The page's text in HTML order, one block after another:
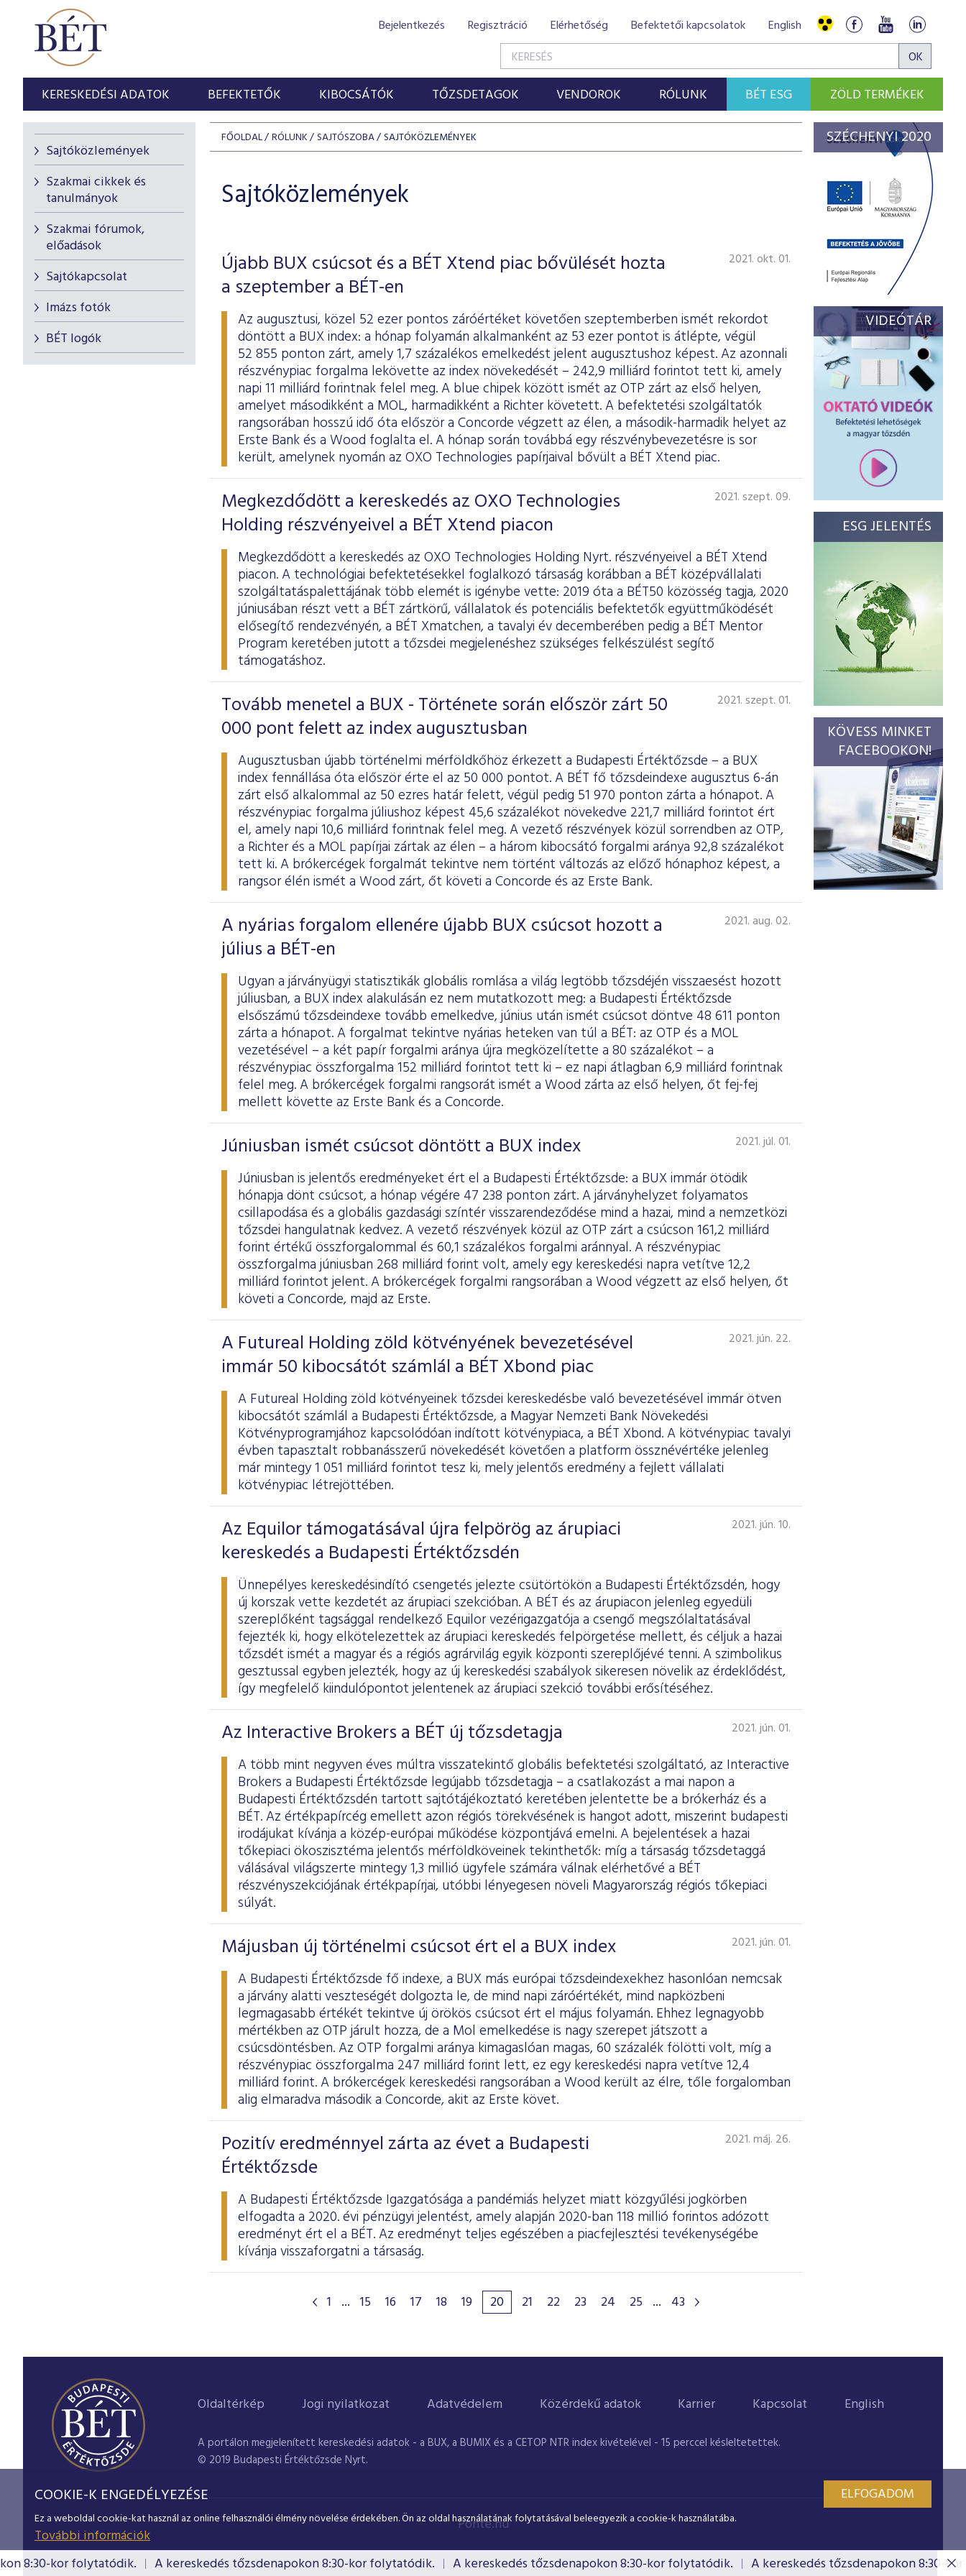
Bejelentkezés Regisztráció Elérhetőség Befektetői kapcsolatok English
KERESKEDÉSI ADATOK BEFEKTETŐK KIBOCSÁTÓK TŐZSDETAGOK VENDOROK RÓLUNK BÉT ESG ZÖLD TERMÉKEK
8:30-kor folytatódik. A kereskedés tőzsdenapokon 8:30-kor folytatódik. A kereskedés tőzsdenapokon 8:30-kor folytatódik. A kereskedés tőzsdenapokon 8:30-kor
Sajtóközlemények
Szakmai cikkek és
tanulmányok
Szakmai fórumok,
előadások
Sajtókapcsolat
Imázs fotók
BÉT logók
FŐOLDAL RÓLUNK SAJTÓSZOBA SAJTÓKÖZLEMÉNYEK
Sajtóközlemények
Újabb BUX csúcsot és a BÉT Xtend piac bővülését hozta
a szeptember a BÉT-en
2021. okt. 01.
Az augusztusi, közel 52 ezer pontos záróértéket követően szeptemberben ismét rekordot
döntött a BUX index: a hónap folyamán alkalmanként az 53 ezer pontot is átlépte, végül
52 855 ponton zárt, amely 1,7 százalékos emelkedést jelent augusztushoz képest. Az azonnali
részvénypiac forgalma lekövette az index növekedését – 242,9 milliárd forintot tett ki, amely
napi 11 milliárd forintnak felel meg. A blue chipek között ismét az OTP zárt az első helyen,
amelyet másodikként a MOL, harmadikként a Richter követett. A befektetési szolgáltatók
rangsorában hosszú idő óta először a Concorde végzett az élen, a második-harmadik helyet az
Erste Bank és a Wood foglalta el. A hónap során továbbá egy részvénybevezetésre is sor
került, amelynek nyomán az OXO Technologies papírjaival bővült a BÉT Xtend piac.
Megkezdődött a kereskedés az OXO Technologies
Holding részvényeivel a BÉT Xtend piacon
2021. szept. 09.
Megkezdődött a kereskedés az OXO Technologies Holding Nyrt. részvényeivel a BÉT Xtend
piacon. A technológiai befektetésekkel foglalkozó társaság korábban a BÉT középvállalati
szolgáltatáspalettájának több elemét is igénybe vette: 2019 óta a BÉT50 közösség tagja, 2020
júniusában részt vett a BÉT zártkörű, vállalatok és potenciális befektetők együttműködését
elősegítő rendezvényén, a BÉT Xmatchen, a tavalyi év decemberében pedig a BÉT Mentor
Program keretébenjutott a tőzsdei megjelenéshez szükséges felkészülést segítő
támogatáshoz.
Tovább menetel a BUX - Története során először zárt 50
000 pont felett az index augusztusban
2021. szept. 01.
Augusztusban újabb történelmi mérföldkőhöz érkezett a Budapesti Értéktőzsde – a BUX
index fennállása óta először érte el az 50 000 pontot. A BÉT fő tőzsdeindexe augusztus 6-án
zárt első alkalommal az 50 ezres határ felett, végül pedig 51 970 ponton zárta a hónapot. A
részvénypiac forgalma júliushoz képest 45,6 százalékot növekedve 221,7 milliárd forintot ért
el, amely napi 10,6 milliárd forintnak felel meg. A vezető részvények közül sorrendben az OTP,
a Richter és a MOL papírjai zártak az élen – a három kibocsátó forgalmi aránya 92,8 százalékot
tett ki. A brókercégek forgalmát tekintve nem történt változás az előző hónaphoz képest, a
rangsor élén ismét a Wood zárt, őt követi a Concorde és az Erste Bank.
A nyárias forgalom ellenére újabb BUX csúcsot hozott a
július a BÉT-en
2021. aug. 02.
Ugyan a járványügyi statisztikák globális romlása a világ legtöbb tőzsdéjén visszaesést hozott
júliusban, a BUX index alakulásán ez nem mutatkozott meg: a Budapesti Értéktőzsde
elsőszámú tőzsdeindexe tovább emelkedve, június után ismét csúcsot döntve 48 611 ponton
zárta a hónapot. A forgalmat tekintve nyárias heteken van túl a BÉT: az OTP és a MOL
vezetésével – a két papír forgalmi aránya újra megközelítette a 80 százalékot – a
részvénypiac összforgalma 152 milliárd forintot tett ki – ez napi átlagban 6,9 milliárd forintnak
felel meg. A brókercégek forgalmi rangsorát ismét a Wood zárta az első helyen, őt fej-fej
mellett követte az Erste Bank és a Concorde.
Júniusban ismét csúcsot döntött a BUX index 2021. júl. 01.
Júniusban is jelentős eredményeket ért el a Budapesti Értéktőzsde: a BUX immár ötödik
hónapja dönt csúcsot, a hónap végére 47 238 ponton zárt. A járványhelyzet folyamatos
csillapodása és a globális gazdasági színtér visszarendeződése mind a hazai, mind a nemzetközi
tőzsdei hangulatnak kedvez. A vezető részvények közül az OTP zárt a csúcson 161,2 milliárd
forint értékű összforgalommal és 60,1 százalékos forgalmi aránnyal. A részvénypiac
összforgalma júniusban 268 milliárd forint volt, amely egy kereskedési napra vetítve 12,2
milliárd forintot jelent. A brókercégek forgalmi rangsorában a Wood végzett az első helyen, őt
követi a Concorde, majd az Erste.
A Futureal Holding zöld kötvényének bevezetésével
immár 50 kibocsátót számlál a BÉT Xbond piac
2021. jún. 22.
A Futureal Holding zöld kötvényeinek tőzsdei kereskedésbe való bevezetésével immár ötven
kibocsátót számlál a Budapesti Értéktőzsde, a Magyar Nemzeti Bank Növekedési
Kötvényprogramjához kapcsolódóan indított kötvénypiaca, a BÉT Xbond. A kötvénypiac tavalyi
évben tapasztalt robbanásszerű növekedését követően a platform össznévértéke jelenleg
már mintegy 1 051 milliárd forintot tesz ki, mely jelentős eredmény a fejlett vállalati
kötvénypiac létrejöttében.
Az Equilor támogatásával újra felpörög az árupiaci
kereskedés a Budapesti Értéktőzsdén
2021. jún. 10.
Ünnepélyes kereskedésindító csengetés jelezte csütörtökön a Budapesti Értéktőzsdén, hogy
új korszak vette kezdetét az árupiaci szekcióban. A BÉT és az árupiacon jelenleg egyedüli
szereplőként tagsággal rendelkező Equilor vezérigazgatója a csengő megszólaltatásával
fejezték ki, hogy elkötelezettek az árupiaci kereskedés felpörgetése mellett, és céljuk a hazai
tőzsdét ismét a magyar és a régiós agrárvilág egyik központi szereplőjévé tenni. A szimbolikus
gesztussal egyben jelezték, hogy az új kereskedési szabályok sikeresen növelik az érdeklődést,
így megfelelő kiindulópontot jelentenek az árupiaci szekció további erősítéséhez.
Az Interactive Brokers a BÉT új tőzsdetagja 2021. jún. 01.
A több mint negyven éves múltra visszatekintő globális befektetési szolgáltató, az Interactive
Brokers a Budapesti Értéktőzsde legújabb tőzsdetagja – a csatlakozást a mai napon a
Budapesti Értéktőzsdén tartott sajtótájékoztató keretében jelentette be a brókerház és a
BÉT. Az értékpapírcég emellett azon régiós törekvésének is hangot adott, miszerint budapesti
irodájukat kívánja a közép-európai működése központjává emelni. A bejelentések a hazai
tőkepiaci ökoszisztéma jelentős mérföldköveinek tekinthetők: míg a társaság tőzsdetaggá
válásával világszerte mintegy 1,3 millió ügyfele számára válnak elérhetővé a BÉT
részvényszekciójának értékpapírjai, utóbbi lényegesen növeli Magyarország régiós tőkepiaci
súlyát.
Májusban új történelmi csúcsot ért el a BUX index 2021. jún. 01.
A Budapesti Értéktőzsde fő indexe, a BUX más európai tőzsdeindexekhez hasonlóan nemcsak
a járvány alatti veszteségét dolgozta le, de mind napi záróértékét, mind napközbeni
legmagasabb értékét tekintve új örökös csúcsot ért el május folyamán. Ehhez legnagyobb
mértékben az OTP járult hozza, de a Mol emelkedése is nagy szerepet játszott a
csúcsdöntésben. Az OTP forgalmi aránya kimagaslóan magas, 60 százalék fölötti volt, míg a
részvénypiac összforgalma 247 milliárd forint lett, ez egy kereskedési napra vetítve 12,4
milliárd forint. A brókercégek kereskedési rangsorában a Wood került az élre, tőle forgalomban
alig elmaradva második a Concorde, akit az Erste követ.
Pozitív eredménnyel zárta az évet a Budapesti
Értéktőzsde
2021. máj. 26.
A Budapesti Értéktőzsde Igazgatósága a pandémiás helyzet miatt közgyűlési jogkörben
elfogadta a 2020. évi pénzügyi jelentést, amely alapján 2020-ban 118 millió forintos adózott
eredményt ért el a BÉT. Az eredményt teljes egészében a piacfejlesztési tevékenységébe
kívánja visszaforgatni a társaság.
1 ... 15 16 17 18 19 20 21 22 23 24 25 ... 43
SZÉCHENYI 2020
VIDEÓTÁR
ESG JELENTÉS
KÖVESS MINKET
FACEBOOKON!
Oldaltérkép Jogi nyilatkozat Adatvédelem Közérdekű adatok Karrier Kapcsolat English
A portálon megjelenített kereskedési adatok - a BUX, a BUMIX és a CETOP NTR index kivételével - 15 perccel késleltetettek.
© 2019 Budapesti Értéktőzsde Nyrt.
Ponte.hu
COOKIE-K ENGEDÉLYEZÉSE
Ez a weboldal cookie-kat használ az online felhasználói élmény növelése érdekében. Ön az oldal használatának folytatásával beleegyezik a cookie-k használatába.
További információk
ELFOGADOM